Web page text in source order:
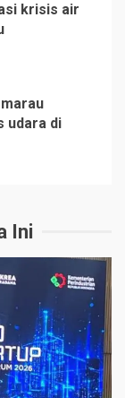
krisis air
udara di
Ini